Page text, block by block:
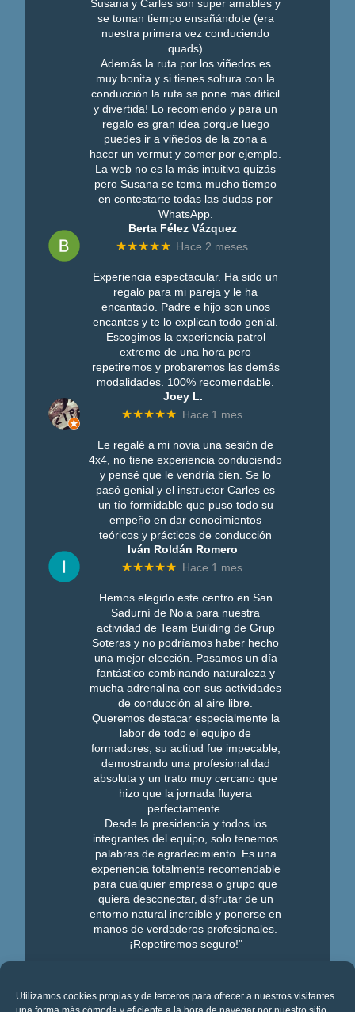
Utilizamos cookies propias y de terceros para ofrecer a nuestros visitantes
Susana y Carles son super amables y
se toman tiempo ensañándote (era
nuestra primera vez conduciendo
quads)
Además la ruta por los viñedos es
muy bonita y si tienes soltura con la
conducción la ruta se pone más difícil
y divertida! Lo recomiendo y para un
regalo es gran idea porque luego
puedes ir a viñedos de la zona a
hacer un vermut y comer por ejemplo.
La web no es la más intuitiva quizás
pero Susana se toma mucho tiempo
en contestarte todas las dudas por
WhatsApp.
Berta Félez Vázquez
★★★★★ Hace 2 meses
Experiencia espectacular. Ha sido un
regalo para mi pareja y le ha
encantado. Padre e hijo son unos
encantos y te lo explican todo genial.
Escogimos la experiencia patrol
extreme de una hora pero
repetiremos y probaremos las demás
modalidades. 100% recomendable.
Joey L.
★★★★★ Hace 1 mes
Le regalé a mi novia una sesión de
4x4, no tiene experiencia conduciendo
y pensé que le vendría bien. Se lo
pasó genial y el instructor Carles es
un tío formidable que puso todo su
empeño en dar conocimientos
teóricos y prácticos de conducción
Iván Roldán Romero
★★★★★ Hace 1 mes
Hemos elegido este centro en San
Sadurní de Noia para nuestra
actividad de Team Building de Grup
Soteras y no podríamos haber hecho
una mejor elección. Pasamos un día
fantástico combinando naturaleza y
mucha adrenalina con sus actividades
de conducción al aire libre.
Queremos destacar especialmente la
labor de todo el equipo de
formadores; su actitud fue impecable,
demostrando una profesionalidad
absoluta y un trato muy cercano que
hizo que la jornada fluyera
perfectamente.
Desde la presidencia y todos los
integrantes del equipo, solo tenemos
palabras de agradecimiento. Es una
experiencia totalmente recomendable
para cualquier empresa o grupo que
quiera desconectar, disfrutar de un
entorno natural increíble y ponerse en
manos de verdaderos profesionales.
¡Repetiremos seguro!"
Ver más opiniones